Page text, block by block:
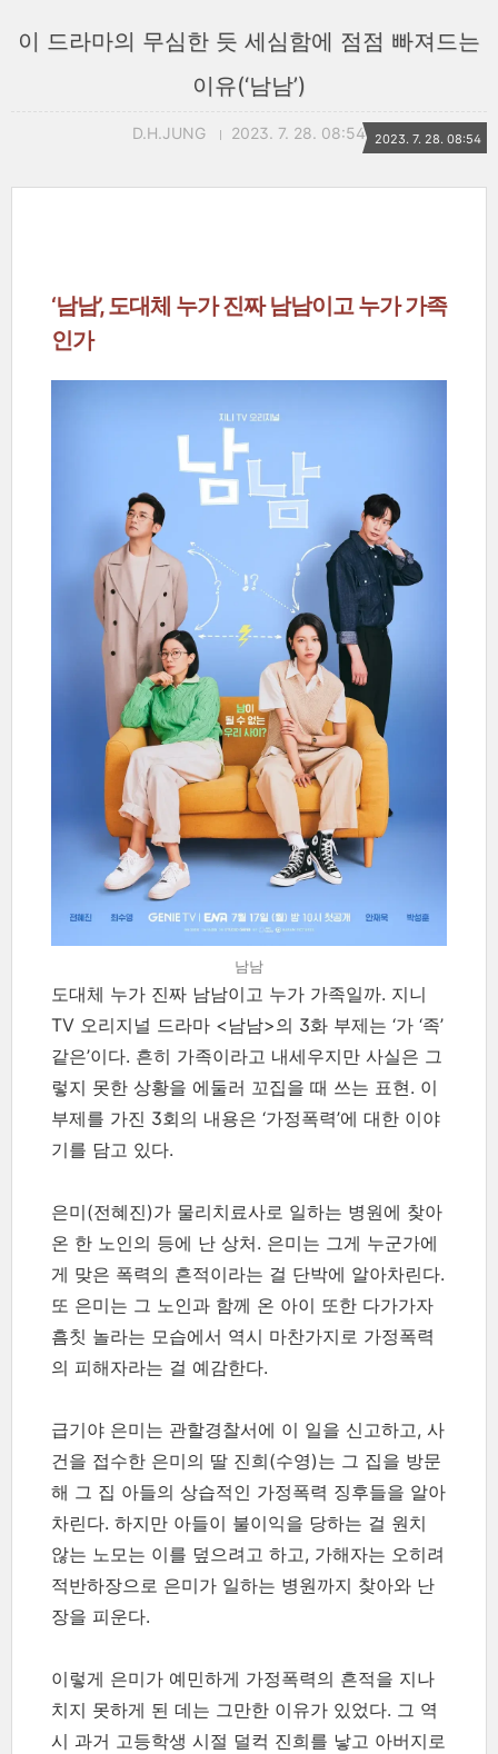
이 드라마의 무심한 듯 세심함에 점점 빠져드는
이유(‘남남’)
D.H.JUNG 2023. 7. 28. 08:54 2023. 7. 28. 08:54
‘남남’, 도대체 누가 진짜 남남이고 누가 가족
인가
남남
도대체 누가 진짜 남남이고 누가 가족일까. 지니
TV 오리지널 드라마 <남남>의 3화 부제는 ‘가 ‘족’
같은’이다. 흔히 가족이라고 내세우지만 사실은 그
렇지 못한 상황을 에둘러 꼬집을 때 쓰는 표현. 이
부제를 가진 3회의 내용은 ‘가정폭력’에 대한 이야
기를 담고 있다.
은미(전혜진)가 물리치료사로 일하는 병원에 찾아
온 한 노인의 등에 난 상처. 은미는 그게 누군가에
게 맞은 폭력의 흔적이라는 걸 단박에 알아차린다.
또 은미는 그 노인과 함께 온 아이 또한 다가가자
흠칫 놀라는 모습에서 역시 마찬가지로 가정폭력
의 피해자라는 걸 예감한다.
급기야 은미는 관할경찰서에 이 일을 신고하고, 사
건을 접수한 은미의 딸 진희(수영)는 그 집을 방문
해 그 집 아들의 상습적인 가정폭력 징후들을 알아
차린다. 하지만 아들이 불이익을 당하는 걸 원치
않는 노모는 이를 덮으려고 하고, 가해자는 오히려
적반하장으로 은미가 일하는 병원까지 찾아와 난
장을 피운다.
이렇게 은미가 예민하게 가정폭력의 흔적을 지나
치지 못하게 된 데는 그만한 이유가 있었다. 그 역
시 과거 고등학생 시절 덜컥 진희를 낳고 아버지로